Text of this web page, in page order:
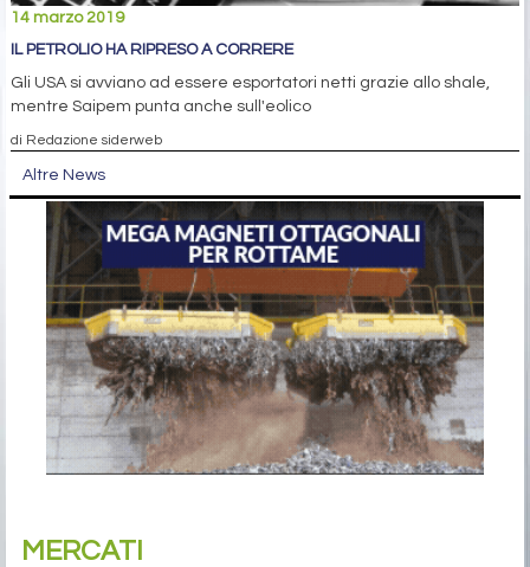
14 marzo 2019
IL PETROLIO HA RIPRESO A CORRERE
Gli USA si avviano ad essere esportatori netti grazie allo shale,
mentre Saipem punta anche sull'eolico
di Redazione siderweb
Altre News
MERCATI